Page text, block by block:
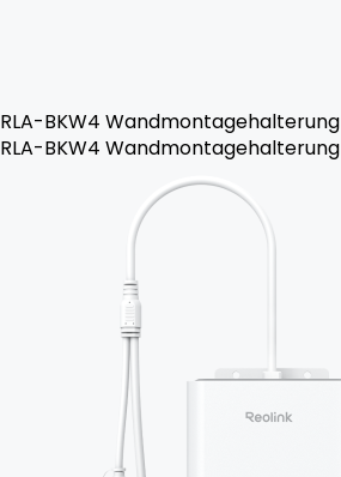
RLA-BKW4 Wandmontagehalterung
RLA-BKW4 Wandmontagehalterung